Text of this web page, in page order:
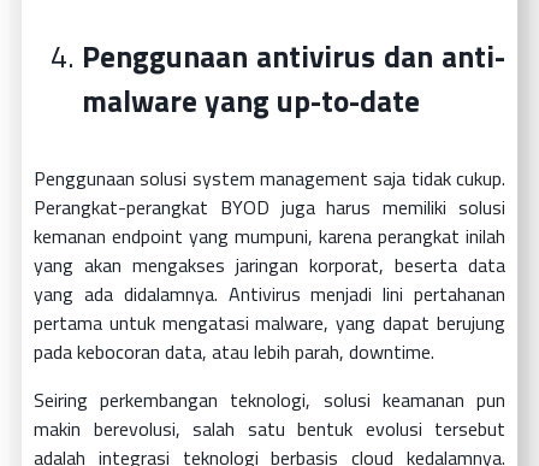
Penggunaan antivirus dan anti-
malware yang up-to-date
Penggunaan solusi system management saja tidak cukup.
Perangkat-perangkat BYOD juga harus memiliki solusi
kemanan endpoint yang mumpuni, karena perangkat inilah
yang akan mengakses jaringan korporat, beserta data
yang ada didalamnya. Antivirus menjadi lini pertahanan
pertama untuk mengatasi malware, yang dapat berujung
pada kebocoran data, atau lebih parah, downtime.
Seiring perkembangan teknologi, solusi keamanan pun
makin berevolusi, salah satu bentuk evolusi tersebut
adalah integrasi teknologi berbasis cloud kedalamnya.